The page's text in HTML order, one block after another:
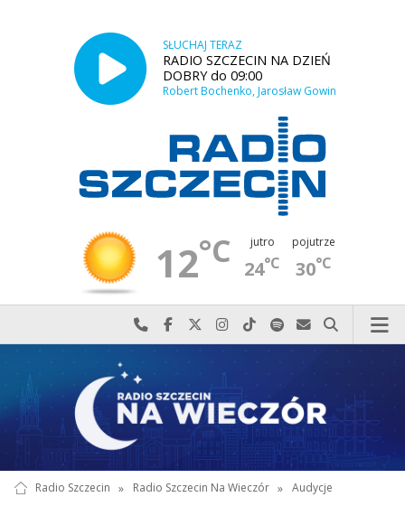
SŁUCHAJ TERAZ
RADIO SZCZECIN NA DZIEŃ
DOBRY do 09:00
Robert Bochenko, Jarosław Gowin
12°C jutro
24°C
pojutrze
30°C
Najlepiej po prostu do nas zadzwoń
Odwiedź nas na Facebook-u
Odwiedź nas na X
Odwiedź nas na Instagram-ie
Odwiedź nas na TikTok-u
Szukaj nas na Spotify
Wyślij do nas
Szukaj
Radio Szczecin » Radio Szczecin Na Wieczór » Audycje